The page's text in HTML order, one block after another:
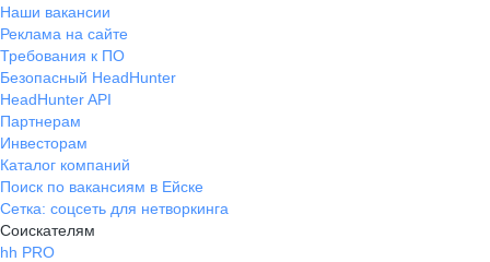
Наши вакансии
Реклама на сайте
Требования к ПО
Безопасный HeadHunter
HeadHunter API
Партнерам
Инвесторам
Каталог компаний
Поиск по вакансиям в Ейске
Сетка: соцсеть для нетворкинга
Соискателям
hh PRO